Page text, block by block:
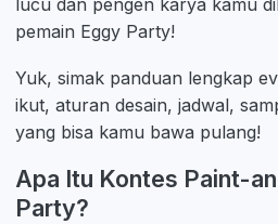
lucu dan pengen karya kamu
pemain Eggy Party!
Yuk, simak panduan lengkap
ikut, aturan desain, jadwal,
yang bisa kamu bawa pulang!
Apa Itu Kontes Paint-
Party?